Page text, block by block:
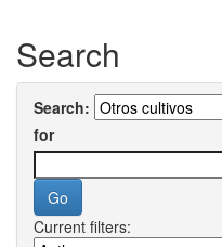
Search
Search:
for
Current filters: